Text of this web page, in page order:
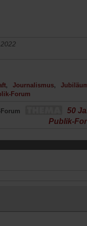
Journalismus
Forum
50
Publik-